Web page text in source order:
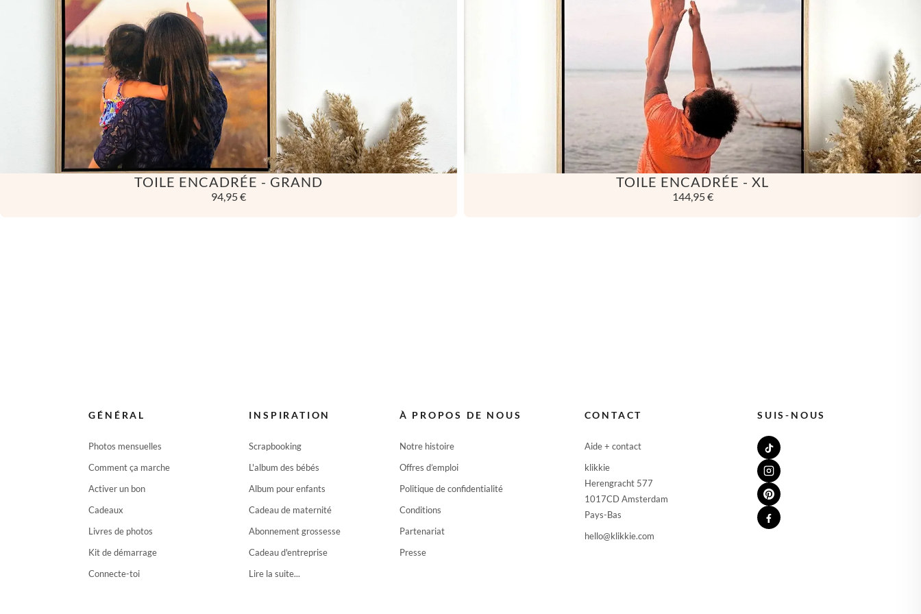
SLOVÉNIE
SUÈDE
TCHÉQUIE
TOILE ENCADRÉE - GRAND
94,95 €
TOILE ENCADRÉE - XL
144,95 €
GÉNÉRAL
Photos mensuelles
Comment ça marche
Activer un bon
Cadeaux
Livres de photos
Kit de démarrage
Connecte-toi
INSPIRATION
Scrapbooking
L'album des bébés
Album pour enfants
Cadeau de maternité
Abonnement grossesse
Cadeau d'entreprise
Lire la suite...
À PROPOS DE NOUS
Notre histoire
Offres d’emploi
Politique de confidentialité
Conditions
Partenariat
Presse
CONTACT
Aide + contact
klikkie
Herengracht 577
1017CD Amsterdam
Pays-Bas
hello@klikkie.com
SUIS-NOUS